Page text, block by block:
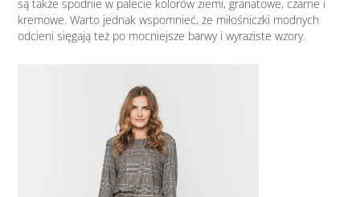
są także spodnie w palecie kolorów ziemi, granatowe, czarne i
kremowe. Warto jednak wspomnieć, że miłośniczki modnych
odcieni sięgają też po mocniejsze barwy i wyraziste wzory.